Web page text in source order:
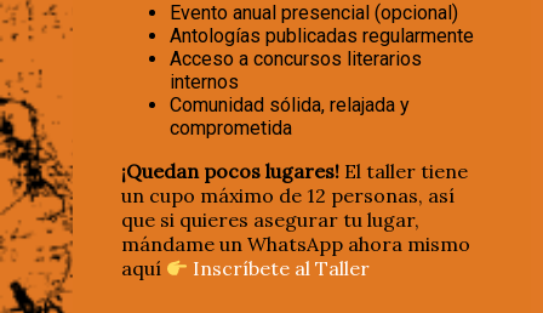
Evento anual presencial (opcional)
Antologías publicadas regularmente
Acceso a concursos literarios
internos
Comunidad sólida, relajada y
comprometida
¡Quedan pocos lugares! El taller tiene
un cupo máximo de 12 personas, así
que si quieres asegurar tu lugar,
mándame un WhatsApp ahora mismo
aquí
Inscríbete al Taller